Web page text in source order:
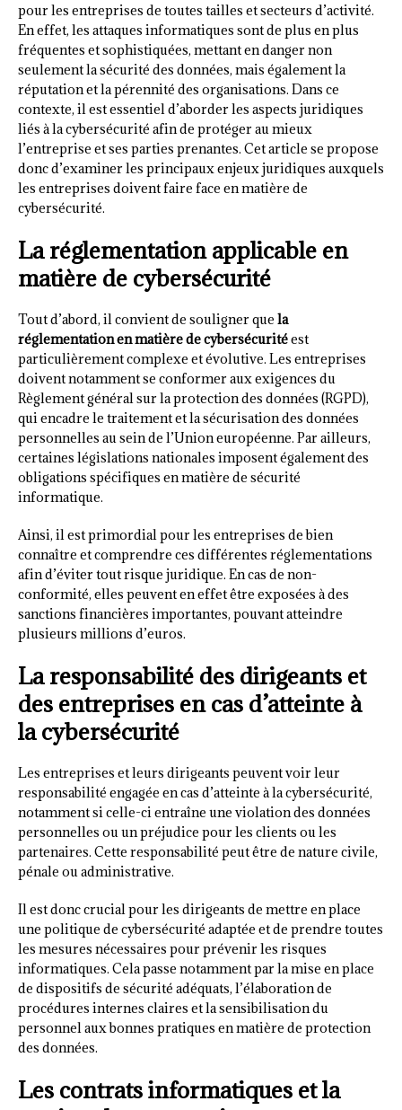
pour les entreprises de toutes tailles et secteurs d’activité.
En effet, les attaques informatiques sont de plus en plus
fréquentes et sophistiquées, mettant en danger non
seulement la sécurité des données, mais également la
réputation et la pérennité des organisations. Dans ce
contexte, il est essentiel d’aborder les aspects juridiques
liés à la cybersécurité afin de protéger au mieux
l’entreprise et ses parties prenantes. Cet article se propose
donc d’examiner les principaux enjeux juridiques auxquels
les entreprises doivent faire face en matière de
cybersécurité.
La réglementation applicable en
matière de cybersécurité
Tout d’abord, il convient de souligner que la
réglementation en matière de cybersécuritéest
particulièrement complexe et évolutive. Les entreprises
doivent notamment se conformer aux exigences du
Règlement général sur la protection des données (RGPD),
qui encadre le traitement et la sécurisation des données
personnelles au sein de l’Union européenne. Par ailleurs,
certaines législations nationales imposent également des
obligations spécifiques en matière de sécurité
informatique.
Ainsi, il est primordial pour les entreprises de bien
connaître et comprendre ces différentes réglementations
afin d’éviter tout risque juridique. En cas de non-
conformité, elles peuvent en effet être exposées à des
sanctions financières importantes, pouvant atteindre
plusieurs millions d’euros.
La responsabilité des dirigeants et
des entreprises en cas d’atteinte à
la cybersécurité
Les entreprises et leurs dirigeants peuvent voir leur
responsabilité engagée en cas d’atteinte à la cybersécurité,
notamment si celle-ci entraîne une violation des données
personnelles ou un préjudice pour les clients ou les
partenaires. Cette responsabilité peut être de nature civile,
pénale ou administrative.
Il est donc crucial pour les dirigeants de mettre en place
une politique de cybersécurité adaptée et de prendre toutes
les mesures nécessaires pour prévenir les risques
informatiques. Cela passe notamment par la mise en place
de dispositifs de sécurité adéquats, l’élaboration de
procédures internes claires et la sensibilisation du
personnel aux bonnes pratiques en matière de protection
des données.
Les contrats informatiques et la